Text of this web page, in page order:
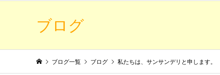
ブログ
ブログ一覧 ブログ 私たちは、サンサンデリと申します。